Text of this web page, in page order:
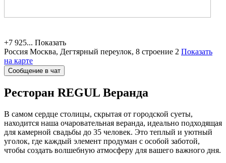
+7 925... Показать
Россия Москва, Дегтярный переулок, 8 строение 2 Показать
на карте
Сообщение в чат
Ресторан REGUL Веранда
В самом сердце столицы, скрытая от городской суеты,
находится наша очаровательная веранда, идеально подходящая
для камерной свадьбы до 35 человек. Это теплый и уютный
уголок, где каждый элемент продуман с особой заботой,
чтобы создать волшебную атмосферу для вашего важного дня.